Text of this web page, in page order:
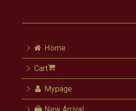
Home
Cart
Mypage